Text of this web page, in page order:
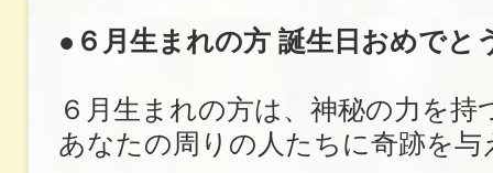
●６月生まれの方 誕生日おめ
６月生まれの方は、神秘の力を持
あなたの周りの人たちに奇跡を与